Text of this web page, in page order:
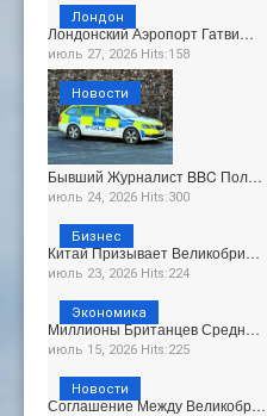
Лондонский Аэропорт Гатви…
июль 27, 2026 Hits:158
Лондон
Бывший Журналист BBC Пол…
июль 24, 2026 Hits:300
Новости
Китай Призывает Великобри…
июль 23, 2026 Hits:224
Бизнес
Миллионы Британцев Средн…
июль 15, 2026 Hits:225
Экономика
Соглашение Между Великобр…
Новости